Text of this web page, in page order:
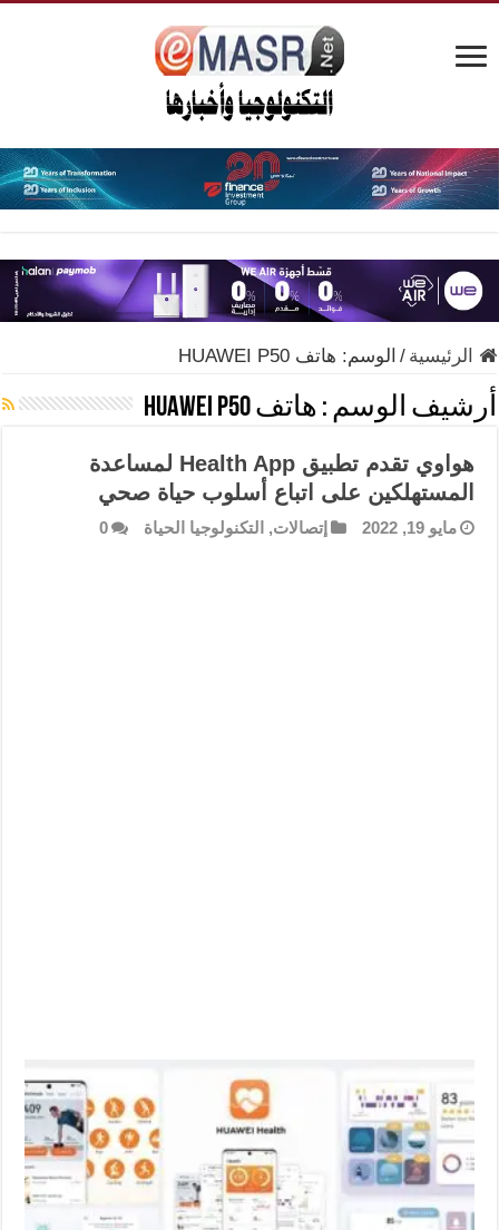
الرئيسية / الوسم: هاتف HUAWEI P50
أرشيف الوسم : هاتف HUAWEI P50
هواوي تقدم تطبيق Health App لمساعدة
المستهلكين على اتباع أسلوب حياة صحي
مايو 19, 2022 إتصالات, التكنولوجيا الحياة 0